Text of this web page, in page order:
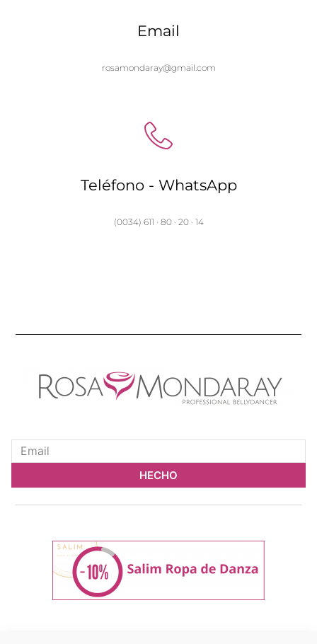
Email
rosamondaray@gmail.com
Teléfono - WhatsApp
(0034) 611 · 80 · 20 · 14
HECHO